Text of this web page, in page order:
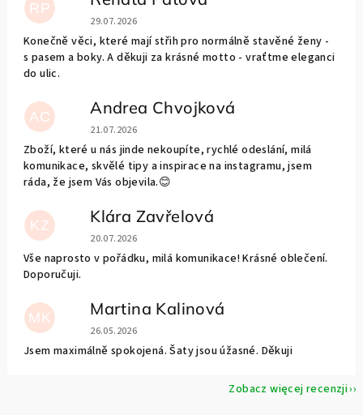
RP
Ocena sklepu to 5 na 5 gwiazdek.
29.07.2026
Konečně věci, které mají střih pro normálně stavěné ženy -
s pasem a boky. A děkuji za krásné motto - vraťtme eleganci
do ulic.
AC Andrea Chvojková
Ocena sklepu to 5 na 5 gwiazdek.
21.07.2026
Zboží, které u nás jinde nekoupíte, rychlé odeslání, milá
komunikace, skvělé tipy a inspirace na instagramu, jsem
ráda, že jsem Vás objevila.😊
KZ Klára Zavřelová
Ocena sklepu to 5 na 5 gwiazdek.
20.07.2026
Vše naprosto v pořádku, milá komunikace! Krásné oblečení.
Doporučuji.
MK Martina Kalinová
Ocena sklepu to 5 na 5 gwiazdek.
26.05.2026
Jsem maximálně spokojená. Šaty jsou úžasné. Děkuji
Zobacz więcej recenzji